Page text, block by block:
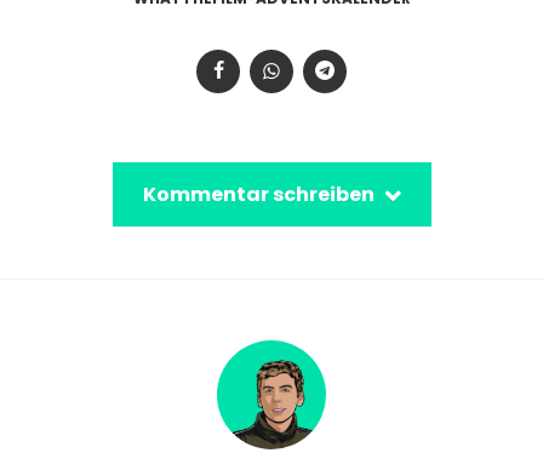
Kommentar schreiben